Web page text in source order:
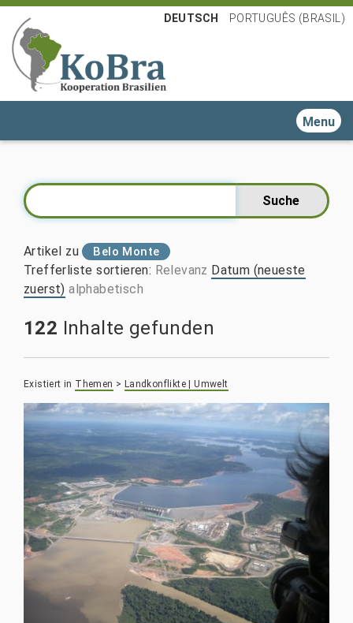
DEUTSCH PORTUGUÊS (BRASIL)
Toggle
Artikel zu Belo Monte
Trefferliste sortieren: Relevanz Datum (neueste
zuerst) alphabetisch
122 Inhalte gefunden
Existiert in Themen > Landkonflikte | Umwelt